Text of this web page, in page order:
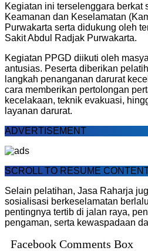
Kegiatan ini terselenggara berkat
Keamanan dan Keselamatan
Purwakarta serta didukung oleh
Sakit Abdul Radjak Purwakarta.
Kegiatan PPGD diikuti oleh
antusias. Peserta diberikan
langkah penanganan darurat
cara memberikan pertolongan
kecelakaan, teknik evakuasi,
layanan darurat.
ADVERTISEMENT
SCROLL TO RESUME
Selain pelatihan, Jasa Raharja
sosialisasi berkeselamatan
pentingnya tertib di jalan raya,
pengaman, serta kewaspadaan
Facebook Comments Box